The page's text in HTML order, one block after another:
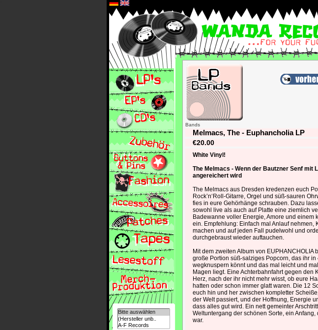
Bands
Melmacs, The - Euphancholia LP
€20.00
White Vinyl!
The Melmacs - Wenn der Bautzner Senf mit
angereichert wird
The Melmacs aus Dresden kredenzen euch
Rock’n‘Roll-Gitarre, Orgel und süß-sauren
fies in eure Gehörhänge schrauben. Dazu
sowohl live als auch auf Platte eine ziemlich
Badewanne voller Energie, Amore und einem
ein. Empfehlung: Einfach mal Anlauf nehmen,
machen und auf jeden Fall pudelwohl und
durchgebraust wieder auftauchen.
Mit dem zweiten Album von EUPHANCHOLIA
große Portion süß-salziges Popcorn, das ihr in
wegknuspern könnt und das mal leicht und
Magen liegt. Eine Achterbahnfahrt gegen den
Herz, nach der ihr nicht mehr wisst, ob eure
hatten oder schon immer glatt waren. Die 12
euch hin und her zwischen kompletter
der Welt passiert, und der Hoffnung, Energie
dass alles gut wird. Ein nett gemeinter
Weltuntergang der schönen Sorte, ein Anfang,
war.